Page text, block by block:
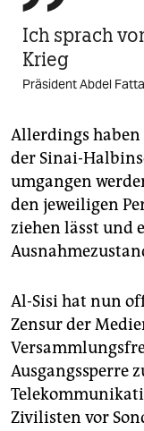
Ich sprach
Krieg
Präsident Abdel
Allerdings
der Sinai-
umgangen
den jeweiligen
ziehen lässt und
Al-Sisi hat nun
Zensur der
Ausgangssperre
Zivilisten vor